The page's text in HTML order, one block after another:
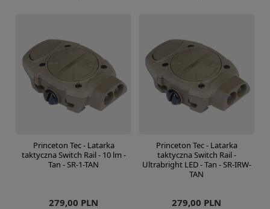
Princeton Tec - Latarka
taktyczna Switch Rail - 10 lm -
Tan - SR-1-TAN
279,00 PLN
Princeton Tec - Latarka
taktyczna Switch Rail -
Ultrabright LED - Tan - SR-IRW-
TAN
279,00 PLN